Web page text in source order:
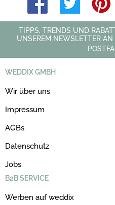
TIPPS, TRENDS UND
UNSEREM NEWSLETTER
WEDDIX GMBH
Wir über uns
Impressum
AGBs
Datenschutz
Jobs
B2B SERVICE
Werben auf weddix